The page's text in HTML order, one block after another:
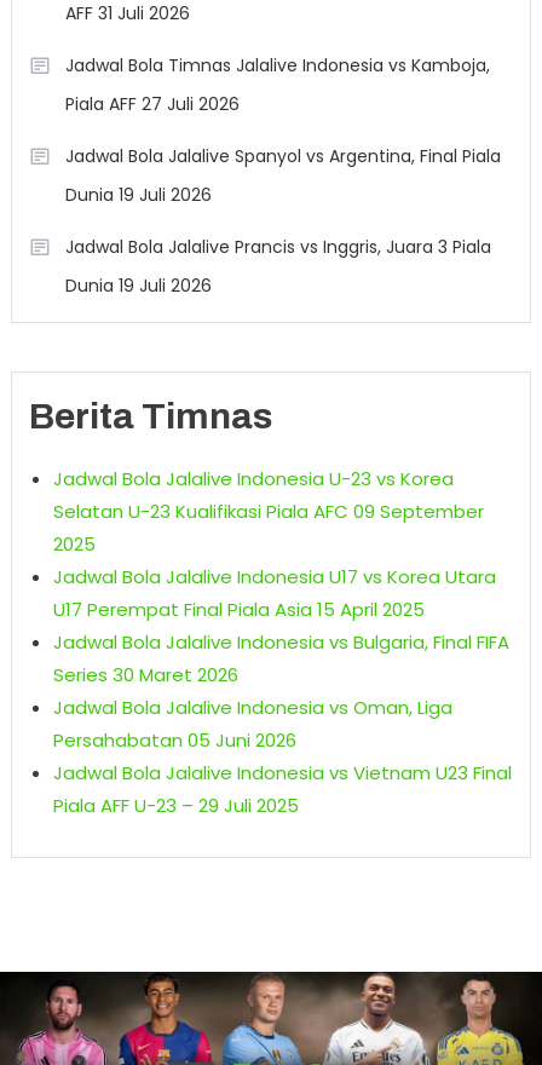
AFF 31 Juli 2026
Jadwal Bola Timnas Jalalive Indonesia vs Kamboja,
Piala AFF 27 Juli 2026
Jadwal Bola Jalalive Spanyol vs Argentina, Final Piala
Dunia 19 Juli 2026
Jadwal Bola Jalalive Prancis vs Inggris, Juara 3 Piala
Dunia 19 Juli 2026
Berita Timnas
Jadwal Bola Jalalive Indonesia U-23 vs Korea
Selatan U-23 Kualifikasi Piala AFC 09 September
2025
Jadwal Bola Jalalive Indonesia U17 vs Korea Utara
U17 Perempat Final Piala Asia 15 April 2025
Jadwal Bola Jalalive Indonesia vs Bulgaria, Final FIFA
Series 30 Maret 2026
Jadwal Bola Jalalive Indonesia vs Oman, Liga
Persahabatan 05 Juni 2026
Jadwal Bola Jalalive Indonesia vs Vietnam U23 Final
Piala AFF U-23 – 29 Juli 2025